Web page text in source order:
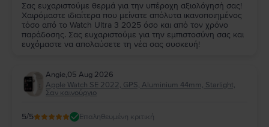
Σας ευχαριστούμε θερμά για την υπέροχη αξιολόγησή σας!
Χαιρόμαστε ιδιαίτερα που μείνατε απόλυτα ικανοποιημένος
τόσο από το Watch Ultra 3 2025 όσο και από τον χρόνο
παράδοσης. Σας ευχαριστούμε για την εμπιστοσύνη σας και
ευχόμαστε να απολαύσετε τη νέα σας συσκευή!
Angie,05 Aug 2026
Apple Watch SE 2022, GPS, Aluminium 44mm, Starlight,
Σαν καινούργιο
5/5 Επαληθευμένη κριτική